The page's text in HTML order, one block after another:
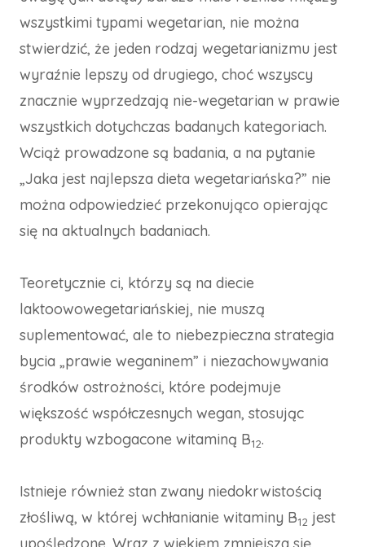
wszystkimi typami wegetarian, nie można
stwierdzić, że jeden rodzaj wegetarianizmu jest
wyraźnie lepszy od drugiego, choć wszyscy
znacznie wyprzedzają nie-wegetarian w prawie
wszystkich dotychczas badanych kategoriach.
Wciąż prowadzone są badania, a na pytanie
„Jaka jest najlepsza dieta wegetariańska?” nie
można odpowiedzieć przekonująco opierając
się na aktualnych badaniach.
Teoretycznie ci, którzy są na diecie
laktoowowegetariańskiej, nie muszą
suplementować, ale to niebezpieczna strategia
bycia „prawie weganinem” i niezachowywania
środków ostrożności, które podejmuje
większość współczesnych wegan, stosując
produkty wzbogacone witaminą B12.
Istnieje również stan zwany niedokrwistością
złośliwą, w której wchłanianie witaminy B12 jest